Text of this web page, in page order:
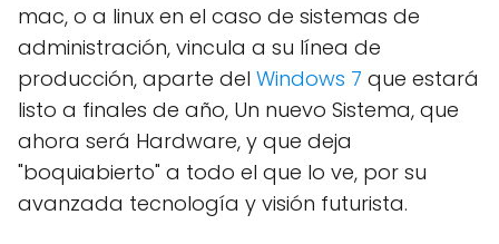
mac, o a linux en el caso de sistemas de
administración, vincula a su línea de
producción, aparte del Windows 7 que estará
listo a finales de año, Un nuevo Sistema, que
ahora será Hardware, y que deja
"boquiabierto" a todo el que lo ve, por su
avanzada tecnología y visión futurista.